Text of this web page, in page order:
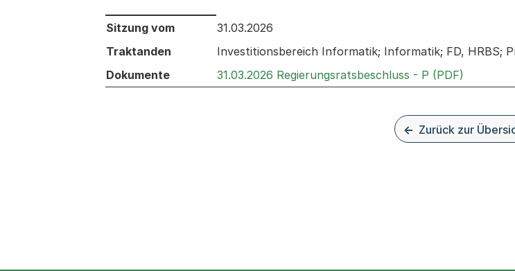
Behandelt an den folgenden Sitzungen: Informationen zu den Sitzungen
Sitzung vom
31.03.2026
Traktanden
Investitionsbereich Informatik; Informatik; FD, HRBS;
Dokumente
31.03.2026 Regierungsratsbeschluss - P (PDF)
Zurück zur